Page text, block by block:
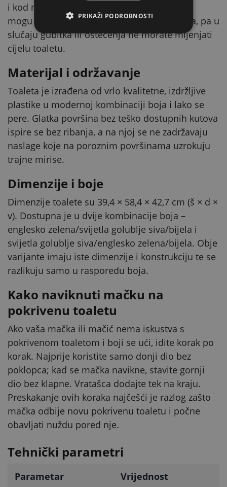
i kod mačke koja intenzivno kopa. Kopče se
mogu i naknadno kupiti u setu od 2 komada, pa u
slučaju gubitka ili oštećenja ne morate mijenjati
cijelu toaletu.
Materijal i održavanje
Toaleta je izrađena od vrlo kvalitetne, izdržljive
plastike u modernoj kombinaciji boja i lako se
pere. Glatka površina bez teško dostupnih kutova
ispire se bez ribanja, a na njoj se ne zadržavaju
naslage koje na poroznim površinama uzrokuju
trajne mirise.
Dimenzije i boje
Dimenzije toalete su 39,4 × 58,4 × 42,7 cm (š × d ×
v). Dostupna je u dvije kombinacije boja –
englesko zelena/svijetla golublje siva/bijela i
svijetla golublje siva/englesko zelena/bijela. Obje
varijante imaju iste dimenzije i konstrukciju te se
razlikuju samo u rasporedu boja.
Kako naviknuti mačku na
pokrivenu toaletu
Ako vaša mačka ili mačić nema iskustva s
pokrivenom toaletom i boji se ući, idite korak po
korak. Najprije koristite samo donji dio bez
poklopca; kad se mačka navikne, stavite gornji
dio bez klapne. Vratašca dodajte tek na kraju.
Preskakanje ovih koraka najčešći je razlog zašto
mačka odbije novu pokrivenu toaletu i počne
obavljati nuždu pored nje.
Tehnički parametri
Parametar Vrijednost
PRIKAŽI PODROBNOSTI